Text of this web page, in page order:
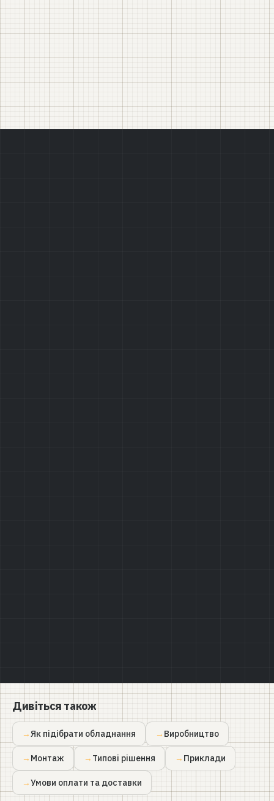
Дивіться також
Як підібрати обладнання Виробництво
Монтаж Типові рішення Приклади
Умови оплати та доставки